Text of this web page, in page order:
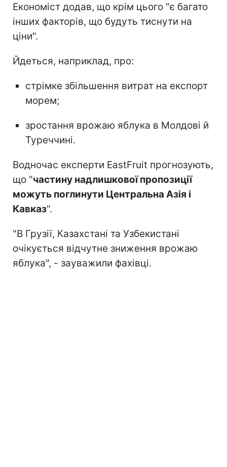
Економіст додав, що крім цього "є багато
інших факторів, що будуть тиснути на
ціни".
Йдеться, наприклад, про:
стрімке збільшення витрат на експорт
морем;
зростання врожаю яблука в Молдові й
Туреччині.
Водночас експерти EastFruit прогнозують,
що "частину надлишкової пропозиції
можуть поглинути Центральна Азія і
Кавказ".
"В Грузії, Казахстані та Узбекистані
очікується відчутне зниження врожаю
яблука", - зауважили фахівці.